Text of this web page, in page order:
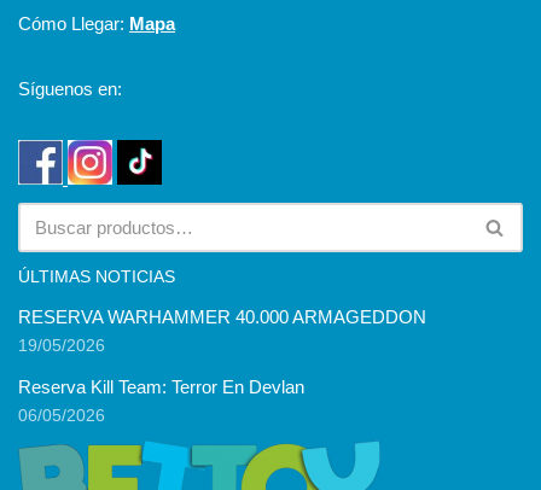
Cómo Llegar: Mapa
Síguenos en:
ÚLTIMAS NOTICIAS
RESERVA WARHAMMER 40.000 ARMAGEDDON
19/05/2026
Reserva Kill Team: Terror En Devlan
06/05/2026